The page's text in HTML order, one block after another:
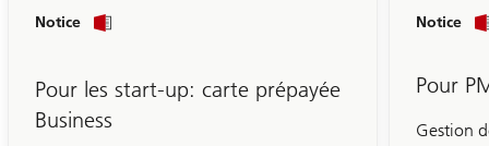
Pour les start-up: carte prépayée
Business
Notice
Business
Pour
Gestion
Notice